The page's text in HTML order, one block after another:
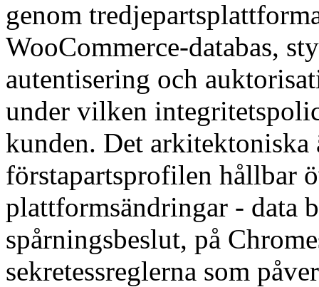
genom
WooCommerce-databas,
autentisering och
under vilken
kunden. Det arkitektoniska
förstapartsprofilen hållbar
plattformsändringar - data
spårningsbeslut, på
sekretessreglerna som